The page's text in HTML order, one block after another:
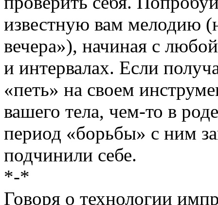
известную вам мелодию
вечера»), начиная с
и интервалах. Если
«петь» на своем
вашего тела, чем-то в
период «борьбы» с ним
подчинили себе.
*-*
Говоря о технологии